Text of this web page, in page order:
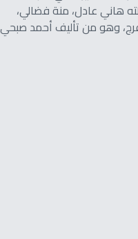
هاني عادل، منة فضالي،
وهو من تأليف أحمد صبحي